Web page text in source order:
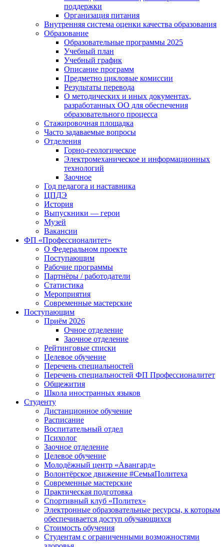
поддержки
Организация питания
Внутренняя система оценки качества образования
Образование
Образовательные программы 2025
Учебный план
Учебный график
Описание программ
Предметно цикловые комиссии
Результаты перевода
О методических и иных документах,
разработанных ОО для обеспечения
образовательного процесса
Стажировочная площадка
Часто задаваемые вопросы
Отделения
Горно-геологическое
Электромеханическое и информационных
технологий
Заочное
Год педагога и наставника
ЦПДЭ
История
Выпускники — герои
Музей
Вакансии
ФП «Профессионалитет»
О Федеральном проекте
Поступающим
Рабочие программы
Партнёры / работодатели
Статистика
Мероприятия
Современные мастерские
Поступающим
Приём 2026
Очное отделение
Заочное отделение
Рейтинговые списки
Целевое обучение
Перечень специальностей
Перечень специальностей ФП Профессионалитет
Общежития
Школа иностранных языков
Студенту
Дистанционное обучение
Расписание
Воспитательный отдел
Психолог
Заочное отделение
Целевое обучение
Молодёжный центр «Авангард»
Волонтёрское движение #СемьяПолитеха
Современные мастерские
Практическая подготовка
Спортивный клуб «Политех»
Электронные образовательные ресурсы, к которым
обеспечивается доступ обучающихся
Стоимость обучения
Студентам с ограниченными возможностями